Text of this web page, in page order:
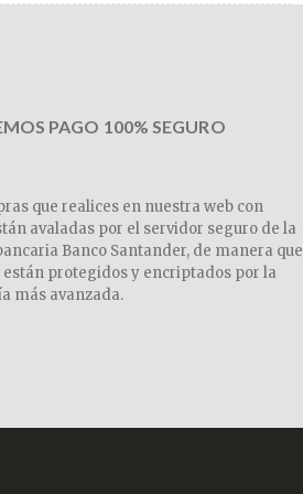
PAGO 100% SEGURO
que realices en nuestra web con
avaladas por el servidor seguro de la
Banco Santander, de manera que
están protegidos y encriptados por la
más avanzada.